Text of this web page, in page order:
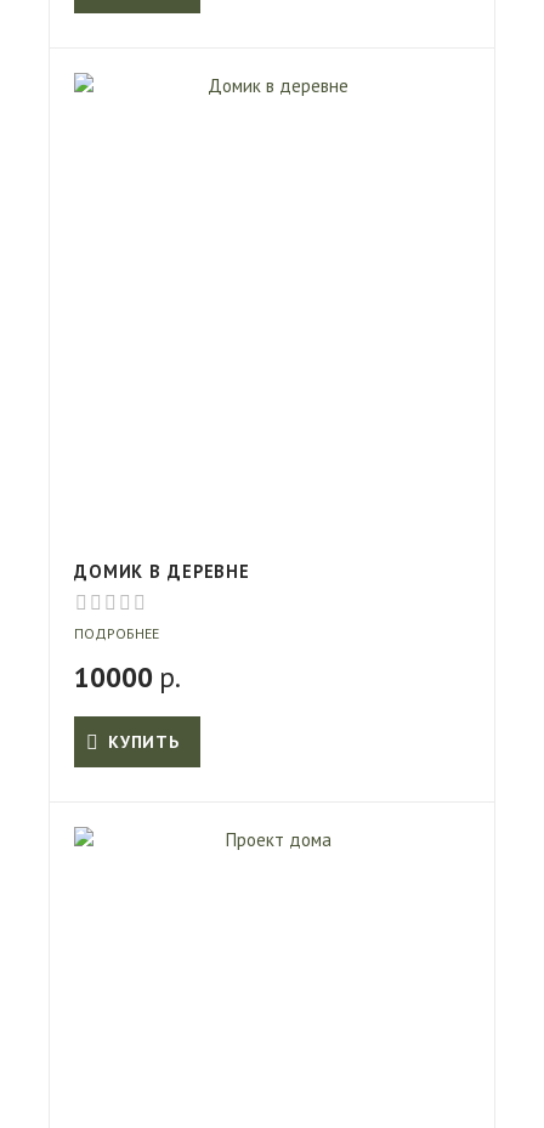
ДОМИК В ДЕРЕВНЕ
ПОДРОБНЕЕ
10000 р.
КУПИТЬ